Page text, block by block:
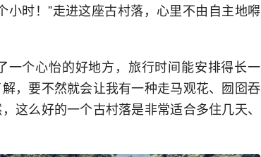
小时！”走进这座古村落，心里不由自主地嘚
一个心怡的好地方，旅行时间能安排得长一
，要不然就会让我有一种走马观花、囫囵吞
这么好的一个古村落是非常适合多住几天、